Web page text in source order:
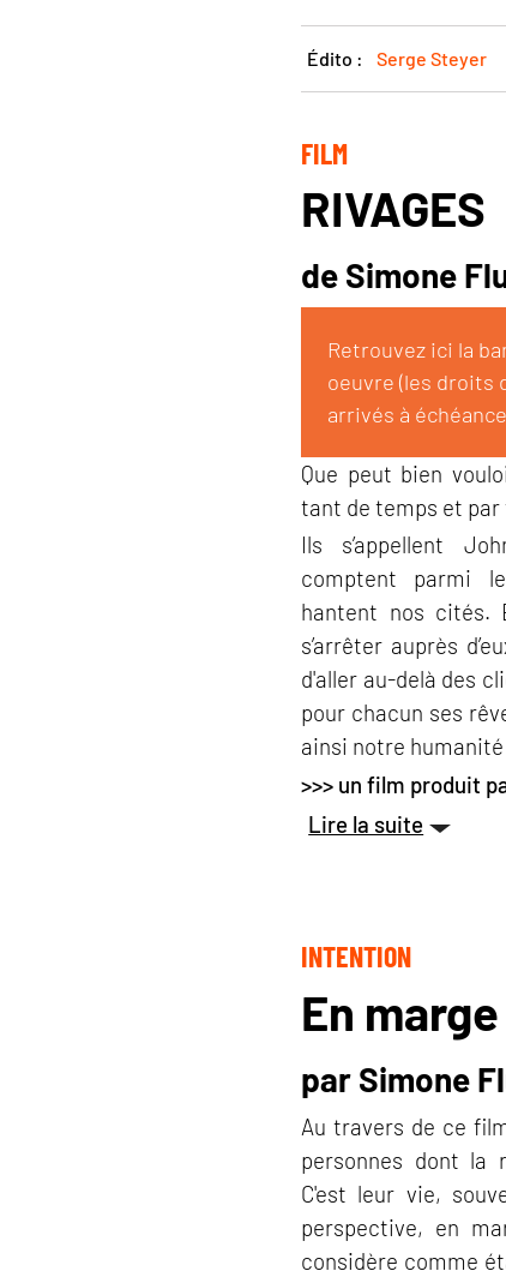
Édito : Serge Steyer
FILM
RIVAGES
de Simone
Retrouvez ici la
oeuvre (les droits
arrivés à
Que peut bien
tant de temps et par
Ils s’appellent
comptent parmi
hantent nos cités.
s’arrêter auprès
d'aller au-delà des
pour chacun ses
ainsi notre
>>> un film produit
Lire la suite
INTENTION
En marge
par Simone
Au travers de ce
personnes dont la
C'est leur vie,
perspective, en
considère comme